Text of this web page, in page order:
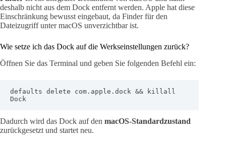
deshalb nicht aus dem Dock entfernt werden. Apple hat diese
Einschränkung bewusst eingebaut, da Finder für den
Dateizugriff unter macOS unverzichtbar ist.
Wie setze ich das Dock auf die Werkseinstellungen zurück?
Öffnen Sie das Terminal und geben Sie folgenden Befehl ein:
defaults delete com.apple.dock && killall
Dock
Dadurch wird das Dock auf den macOS-Standardzustand
zurückgesetzt und startet neu.